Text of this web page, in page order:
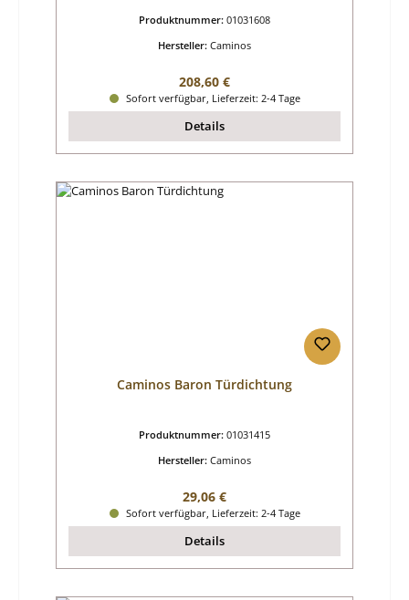
Produktnummer: 01031608
Hersteller: Caminos
Regulärer Preis:
208,60 €
Sofort verfügbar, Lieferzeit: 2-4 Tage
Details
Caminos Baron Türdichtung
Produktnummer: 01031415
Hersteller: Caminos
Regulärer Preis:
29,06 €
Sofort verfügbar, Lieferzeit: 2-4 Tage
Details